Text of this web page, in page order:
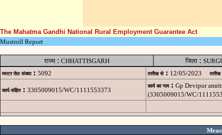
The Mahatma Gandhi National Rural Employment Guarantee Act
Mustroll Report
राज्य: CHHATTISGARH जिला:
मस्टर रोल संख्या : 5092 तारीख से : 12/05/2023 तारीख
कार्य-संहित : 3305009015/WC/1111553373
कार्य का नाम : Gp Devipur
(3305009015/WC/